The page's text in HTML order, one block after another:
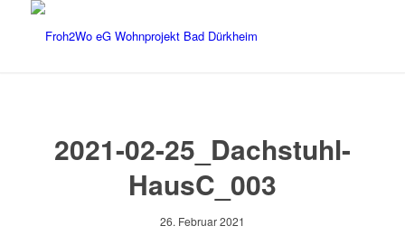
2021-02-25_Dachstuhl-
HausC_003
26. Februar 2021